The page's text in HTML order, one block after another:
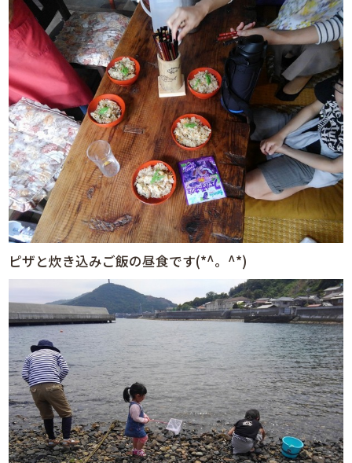
ピザと炊き込みご飯の昼食です(*^。^*)